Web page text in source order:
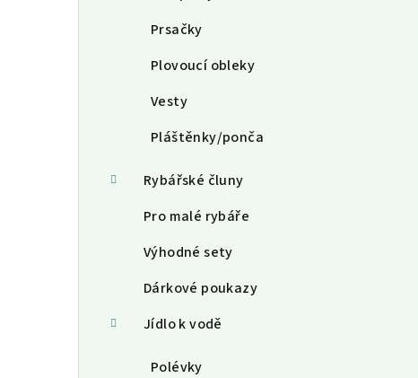
Prsačky
Plovoucí obleky
Vesty
Pláštěnky/ponča
Rybářské čluny
Pro malé rybáře
Výhodné sety
Dárkové poukazy
Jídlo k vodě
Polévky